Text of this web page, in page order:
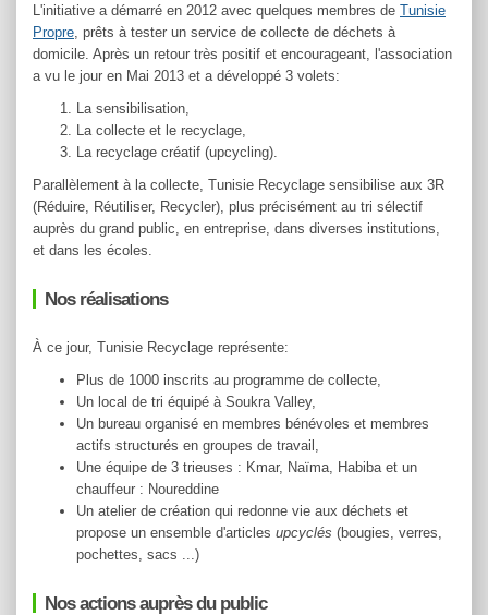
L'initiative a démarré en 2012 avec quelques membres de Tunisie
Propre , prêts à tester un service de collecte de déchets à
domicile. Après un retour très positif et encourageant, l'association
a vu le jour en Mai 2013 et a développé 3 volets:
La sensibilisation,
La collecte et le recyclage,
La recyclage créatif (upcycling).
Parallèlement à la collecte, Tunisie Recyclage sensibilise aux 3R
(Réduire, Réutiliser, Recycler), plus précisément au tri sélectif
auprès du grand public, en entreprise, dans diverses institutions,
et dans les écoles.
Nos réalisations
À ce jour, Tunisie Recyclage représente:
Plus de 1000 inscrits au programme de collecte,
Un local de tri équipé à Soukra Valley,
Un bureau organisé en membres bénévoles et membres
actifs structurés en groupes de travail,
Une équipe de 3 trieuses : Kmar, Naïma, Habiba et un
chauffeur : Noureddine
Un atelier de création qui redonne vie aux déchets et
propose un ensemble d'articles upcyclés (bougies, verres,
pochettes, sacs ...)
Nos actions auprès du public